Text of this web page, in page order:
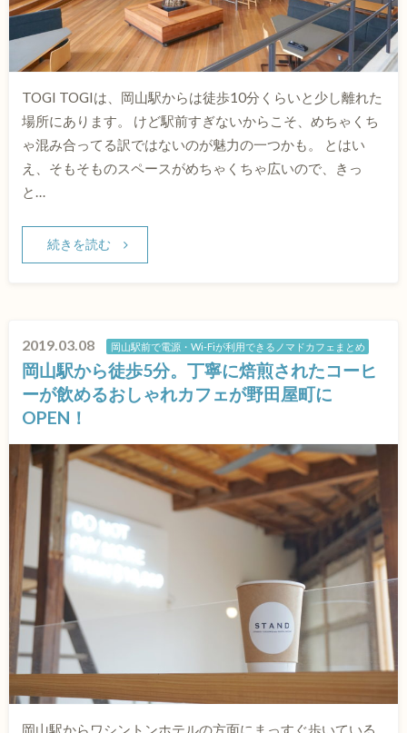
TOGI TOGIは、岡山駅からは徒歩10分くらいと少し離れた
場所にあります。 けど駅前すぎないからこそ、めちゃくち
ゃ混み合ってる訳ではないのが魅力の一つかも。 とはい
え、そもそものスペースがめちゃくちゃ広いので、きっ
と…
続きを読む
2019.03.08 岡山駅前で電源・Wi-Fiが利用できるノマドカフェまとめ
岡山駅から徒歩5分。丁寧に焙煎されたコーヒ
ーが飲めるおしゃれカフェが野田屋町に
OPEN！
岡山駅からワシントンホテルの方面にまっすぐ歩いている